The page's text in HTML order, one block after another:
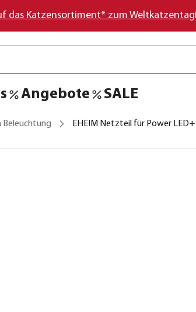
das Katzensortiment* zum Weltkatzentag
Angebote SALE
Beleuchtung EHEIM Netzteil für Power LED+